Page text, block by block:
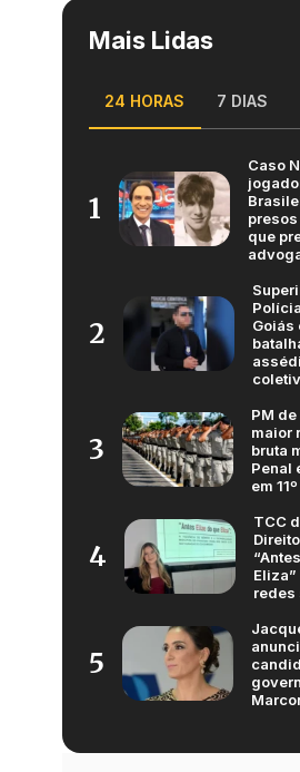
Mais Lidas
24 HORAS 7 DIAS
1
Caso
que
2
Goiás
3
PM
maior
bruta
Penal
em 11º
4
TCC
redes
5